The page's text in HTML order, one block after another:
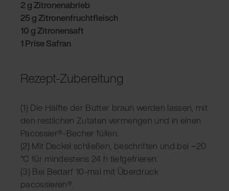
2 g Zitronenabrieb
25 g Zitronenfruchtfleisch
10 g Zitronensaft
1 Prise Safran
Rezept-Zubereitung
(1) Die Hälfte der Butter braun werden lassen, mit
den restlichen Zutaten vermengen und in einen
Pacossier®-Becher füllen.
(2) Mit Deckel schließen, beschriften und bei −20
°C für mindestens 24 h tiefgefrieren.
(3) Bei Bedarf 10-mal mit Überdruck
pacossieren®.